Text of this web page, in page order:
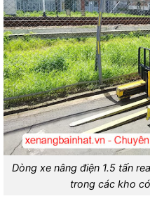
Dòng xe nâng điện 1.5 tấn
trong các kho